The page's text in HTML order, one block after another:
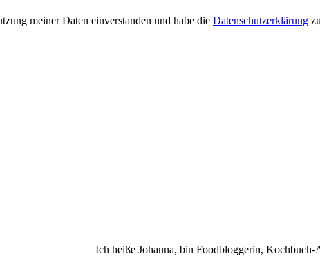
meiner Daten einverstanden und habe die Datenschutzerklärung
Ich heiße Johanna, bin Foodbloggerin, Kochbuch-